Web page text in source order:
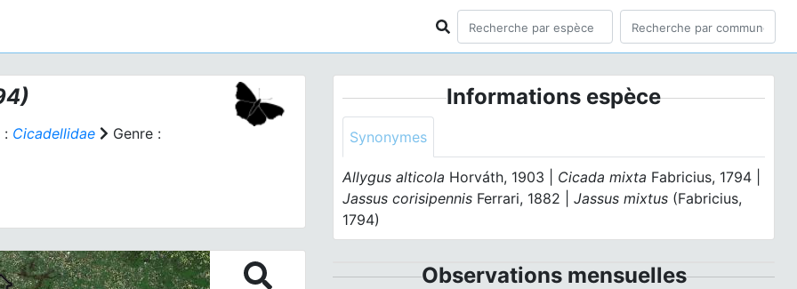
: Cicadellidae Genre :
Informations espèce
Synonymes
Allygus alticola Horváth, 1903 | Cicada mixta Fabricius, 1794 |
Jassus corisipennis Ferrari, 1882 |Jassus mixtus (Fabricius,
1794)
Observations mensuelles